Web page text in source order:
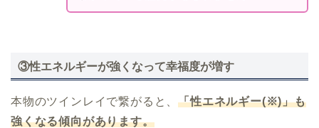
③性エネルギーが強くなって幸福度が増す
本物のツインレイで繋がると、「性エネルギー(※)」も
強くなる傾向があります。